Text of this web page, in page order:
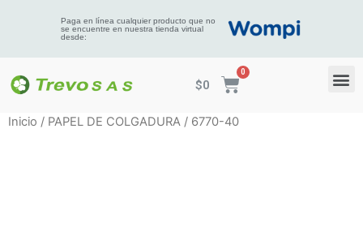
Paga en línea cualquier producto que no
se encuentre en nuestra tienda virtual
desde:
$0
Inicio / PAPEL DE COLGADURA / 6770-40